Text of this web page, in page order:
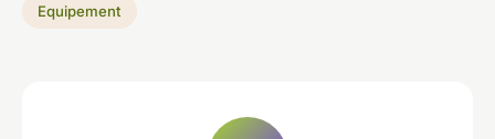
Equipement